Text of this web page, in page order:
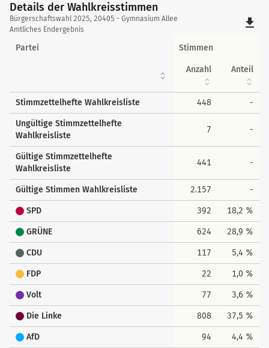
Details der Wahlkreisstimmen
Details
der
Wahlkreisstimmen
Bürgerschaftswahl 2025, 20405 - Gymnasium Allee
Amtliches Endergebnis
file_download
Partei Stimmen
Anzahl Anteil
Stimmzettelhefte Wahlkreisliste 448 -
Ungültige Stimmzettelhefte
Wahlkreisliste
7 -
Gültige Stimmzettelhefte
Wahlkreisliste
441 -
Gültige Stimmen Wahlkreisliste 2.157 -
SPD 392 18,2 %
GRÜNE 624 28,9 %
CDU 117 5,4 %
FDP 22 1,0 %
Volt 77 3,6 %
Die Linke 808 37,5 %
AfD 94 4,4 %